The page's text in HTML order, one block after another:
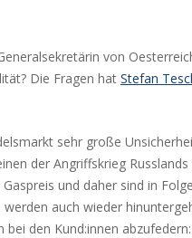
von
Die Fragen hat Stefan
sehr große
der Angriffskrieg
und daher sind in
auch wieder
den Kund:innen